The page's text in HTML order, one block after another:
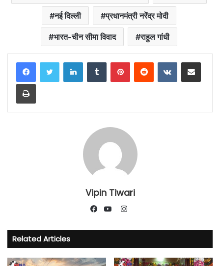
k
p
m
k
नई दिल्ली प्रधानमंत्री नरेंद्र मोदी
भारत-चीन सीमा विवाद राहुल गांधी
LinkedInTumblr PinterestReddit VKontakteShare via Email
Print
Vipin Tiwari
Instagram
Related Articles